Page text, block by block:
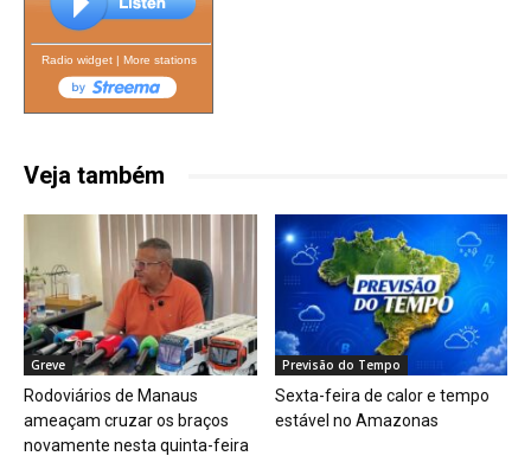
Radio widget| More stations
Veja também
Greve
Rodoviários de Manaus
ameaçam cruzar os braços
novamente nesta quinta-feira
Previsão do Tempo
Sexta-feira de calor e tempo
estável no Amazonas